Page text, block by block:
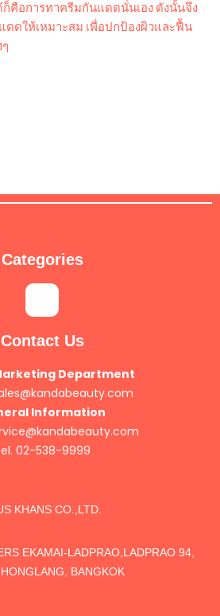
คือการทาครีมกันแดดนั่นเอง ดังนั้นจึง
ดดให้เหมาะสม เพื่อปกป้องผิวและฟื้น
Categories
Contact Us
Department
Information
02-538-9999
KHANS CO.,LTD.
EKAMAI-LADPRAO,LADPRAO 94,
BANGKOK